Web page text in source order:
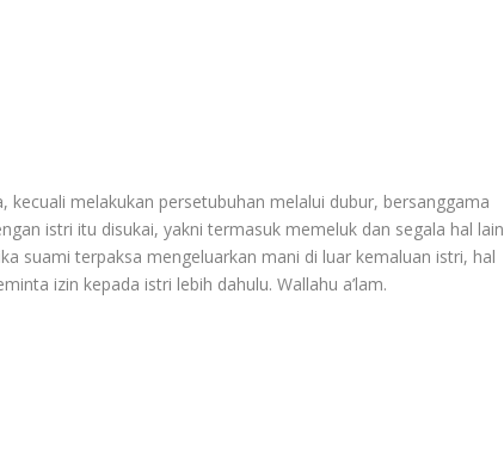
melakukan persetubuhan melalui dubur, bersanggama
istri itu disukai, yakni termasuk memeluk dan segala hal lain
suami terpaksa mengeluarkan mani di luar kemaluan istri, hal
izin kepada istri lebih dahulu. Wallahu a’lam.